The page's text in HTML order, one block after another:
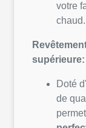
votre
chaud.
supérieure:
Doté
de